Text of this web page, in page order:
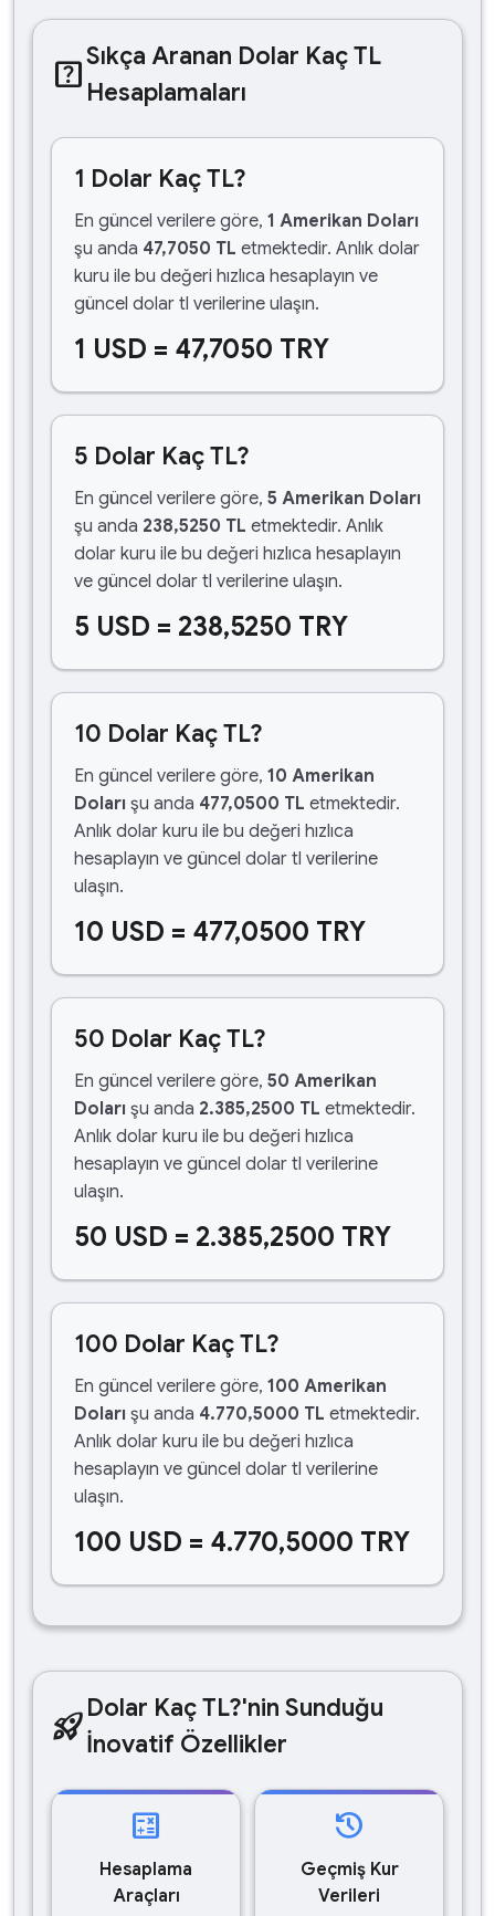
help_centerSıkça Aranan Dolar Kaç TL
Hesaplamaları
1 Dolar Kaç TL?
En güncel verilere göre, 1 Amerikan Doları
şu anda 47,7050 TL etmektedir. Anlık dolar
kuru ile bu değeri hızlıca hesaplayın ve
güncel dolar tl verilerine ulaşın.
1 USD = 47,7050 TRY
5 Dolar Kaç TL?
En güncel verilere göre, 5 Amerikan Doları
şu anda 238,5250 TL etmektedir. Anlık
dolar kuru ile bu değeri hızlıca hesaplayın
ve güncel dolar tl verilerine ulaşın.
5 USD = 238,5250 TRY
10 Dolar Kaç TL?
En güncel verilere göre, 10 Amerikan
Doları şu anda 477,0500 TL etmektedir.
Anlık dolar kuru ile bu değeri hızlıca
hesaplayın ve güncel dolar tl verilerine
ulaşın.
10 USD = 477,0500 TRY
50 Dolar Kaç TL?
En güncel verilere göre, 50 Amerikan
Doları şu anda 2.385,2500 TL etmektedir.
Anlık dolar kuru ile bu değeri hızlıca
hesaplayın ve güncel dolar tl verilerine
ulaşın.
50 USD = 2.385,2500 TRY
100 Dolar Kaç TL?
En güncel verilere göre, 100 Amerikan
Doları şu anda 4.770,5000 TL etmektedir.
Anlık dolar kuru ile bu değeri hızlıca
hesaplayın ve güncel dolar tl verilerine
ulaşın.
100 USD = 4.770,5000 TRY
rocket_launchDolar Kaç TL?'nin Sunduğu
İnovatif Özellikler
calculate
Hesaplama
Araçları
history
Geçmiş Kur
Verileri